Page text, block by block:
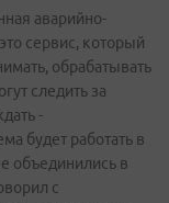
аварийно-
сервис, который
обрабатывать
следить за
-
будет работать в
объединились в
с